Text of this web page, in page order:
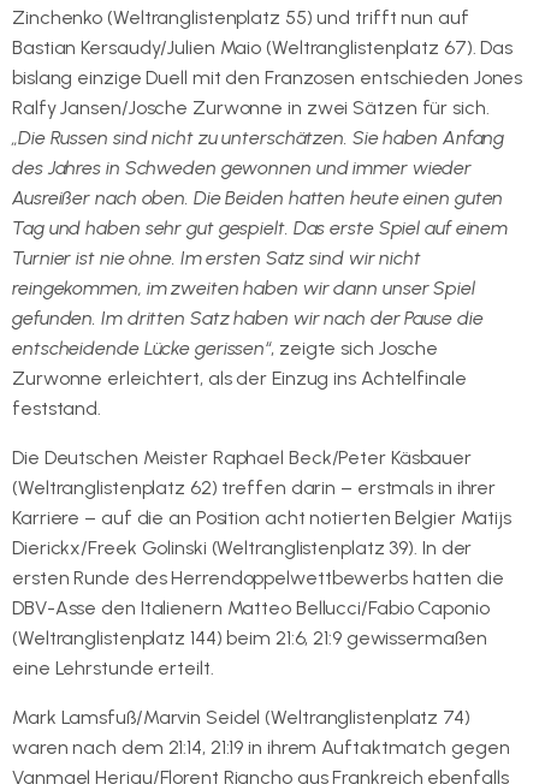
Zinchenko (Weltranglistenplatz 55) und trifft nun auf
Bastian Kersaudy/Julien Maio (Weltranglistenplatz 67). Das
bislang einzige Duell mit den Franzosen entschieden Jones
Ralfy Jansen/Josche Zurwonne in zwei Sätzen für sich.
„Die Russen sind nicht zu unterschätzen. Sie haben Anfang
des Jahres in Schweden gewonnen und immer wieder
Ausreißer nach oben. Die Beiden hatten heute einen guten
Tag und haben sehr gut gespielt. Das erste Spiel auf einem
Turnier ist nie ohne. Im ersten Satz sind wir nicht
reingekommen, im zweiten haben wir dann unser Spiel
gefunden. Im dritten Satz haben wir nach der Pause die
entscheidende Lücke gerissen“, zeigte sich Josche
Zurwonne erleichtert, als der Einzug ins Achtelfinale
feststand.
Die Deutschen Meister Raphael Beck/Peter Käsbauer
(Weltranglistenplatz 62) treffen darin – erstmals in ihrer
Karriere – auf die an Position acht notierten Belgier Matijs
Dierickx/Freek Golinski (Weltranglistenplatz 39). In der
ersten Runde des Herrendoppelwettbewerbs hatten die
DBV-Asse den Italienern Matteo Bellucci/Fabio Caponio
(Weltranglistenplatz 144) beim 21:6, 21:9 gewissermaßen
eine Lehrstunde erteilt.
Mark Lamsfuß/Marvin Seidel (Weltranglistenplatz 74)
waren nach dem 21:14, 21:19 in ihrem Auftaktmatch gegen
Vanmael Heriau/Florent Riancho aus Frankreich ebenfalls